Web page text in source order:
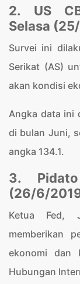
2. US
Selasa
Survei ini
Serikat (AS)
akan kondisi
Angka data ini
di bulan Juni,
angka 134.1.
3.
(26/6/
Ketua Fed,
memberikan
ekonomi dan
Hubungan